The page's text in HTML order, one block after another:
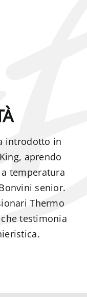
introdotto in
aprendo
temperatura
senior.
Thermo
testimonia